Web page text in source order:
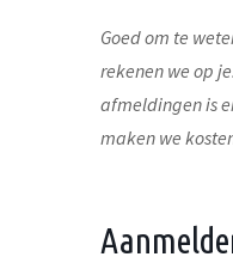
Goed om te
rekenen we op
afmeldingen is
maken we